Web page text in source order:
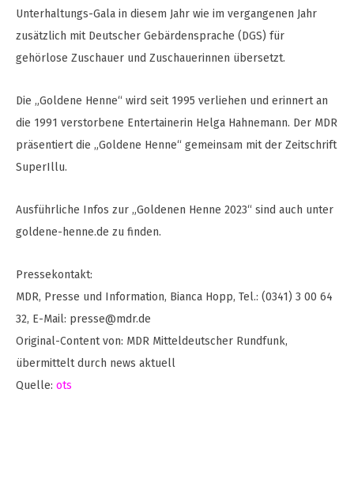
Unterhaltungs-Gala in diesem Jahr wie im vergangenen Jahr
zusätzlich mit Deutscher Gebärdensprache (DGS) für
gehörlose Zuschauer und Zuschauerinnen übersetzt.
Die „Goldene Henne“ wird seit 1995 verliehen und erinnert an
die 1991 verstorbene Entertainerin Helga Hahnemann. Der MDR
präsentiert die „Goldene Henne“ gemeinsam mit der Zeitschrift
SuperIllu.
Ausführliche Infos zur „Goldenen Henne 2023“ sind auch unter
goldene-henne.de zu finden.
Pressekontakt:
MDR, Presse und Information, Bianca Hopp, Tel.: (0341) 3 00 64
32, E-Mail: presse@mdr.de
Original-Content von: MDR Mitteldeutscher Rundfunk,
übermittelt durch news aktuell
Quelle: ots